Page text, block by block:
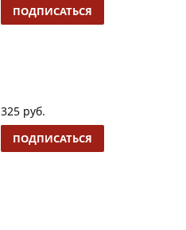
ПОДПИСАТЬСЯ
325 руб.
ПОДПИСАТЬСЯ